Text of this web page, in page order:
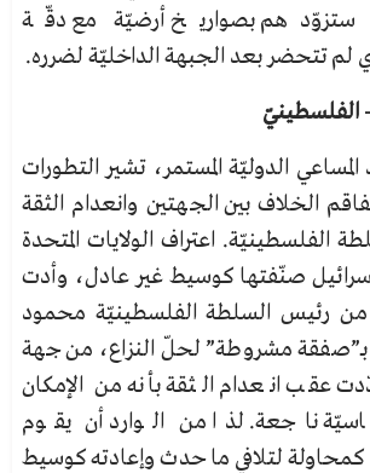
ستزوّدهم بصواريخ أرضيّة مع دقّة
لم تتحضر بعد الجبهة الداخليّة لضرره.
– الفلسطينيّ
الدوليّة المستمر، تشير التطورات
الخلاف بين الجهتين وانعدام الثقة
الفلسطينيّة. اعتراف الولايات المتحدة
صنّفتها كوسيط غير عادل، وأدت
رئيس السلطة الفلسطينيّة محمود
مشروطة” لحلّ النزاع، من جهة
عقب انعدام الثقة بأنه من الإمكان
ناجعة. لذا من الوارد أن يقوم
كمحاولة لتلافي ما حدث وإعادته كوسيط